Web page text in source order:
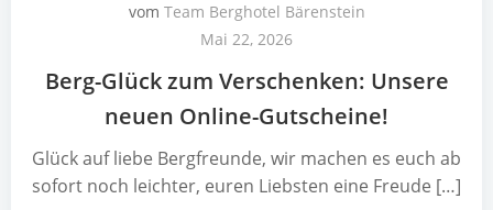
vom Team Berghotel Bärenstein
Mai 22, 2026
Berg-Glück zum Verschenken: Unsere
neuen Online-Gutscheine!
Glück auf liebe Bergfreunde, wir machen es euch ab
sofort noch leichter, euren Liebsten eine Freude […]